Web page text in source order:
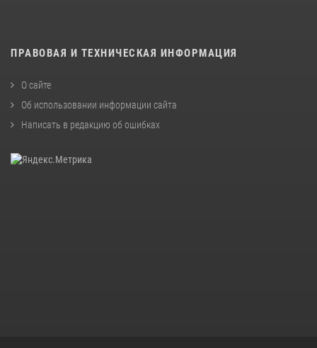
ПРАВОВАЯ И ТЕХНИЧЕСКАЯ ИНФОРМАЦИЯ
О сайте
Об использовании информации сайта
Написать в редакцию об ошибках